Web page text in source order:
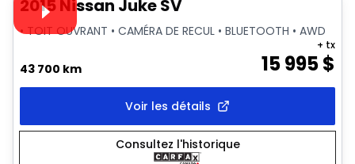
2015 Nissan Juke SV
• TOIT OUVRANT • CAMÉRA DE RECUL • BLUETOOTH • AWD
43 700 km 15 995$
+ tx
Voir les détails
Consultez l'historique